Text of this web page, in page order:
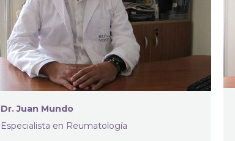
Dr. Juan Mundo
Especialista en Reumatología